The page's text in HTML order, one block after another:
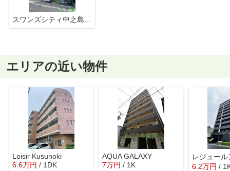
エリアの近い物件
Loisir Kusunoki
6.6万円 / 1DK
AQUA GALAXY
7万円 / 1K 6.2万円 /